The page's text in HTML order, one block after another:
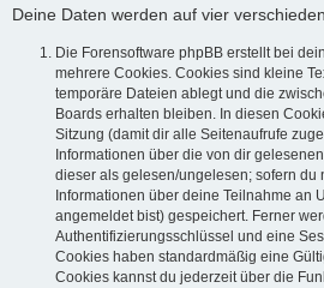
Deine Daten werden auf vier
Die Forensoftware phpBB erstellt bei
mehrere Cookies. Cookies sind kleine
temporäre Dateien ablegt und die
Boards erhalten bleiben. In diesen
Sitzung (damit dir alle Seitenaufrufe
Informationen über die von dir
dieser als gelesen/ungelesen; sofern du
Informationen über deine Teilnahme an
angemeldet bist) gespeichert. Ferner
Authentifizierungsschlüssel und eine
Cookies haben standardmäßig eine
Cookies kannst du jederzeit über die